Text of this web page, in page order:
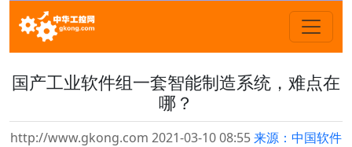
国产工业软件组一套智能制造系统，难点在
哪？
http://www.gkong.com 2021-03-10 08:55来源：中国软件